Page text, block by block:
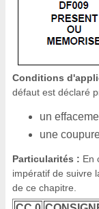
Conditions
défaut est déclaré
un
une
Particularités : En
impératif de suivre
de ce chapitre.